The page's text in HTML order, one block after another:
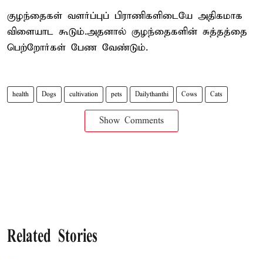
குழந்தைகள் வளர்ப்புப் பிராணிகளிடையே அதிகமாக
விளையாட கூடும்.அதனால் குழந்தைகளின் சுத்தத்தை
பெற்றோர்கள் பேண வேண்டும்.
health Dogs cultivation pets Dailythanthi Cows Cats
Show Comments
Related Stories